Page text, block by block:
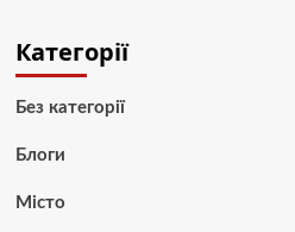
Категорії
Без категорії
Блоги
Місто